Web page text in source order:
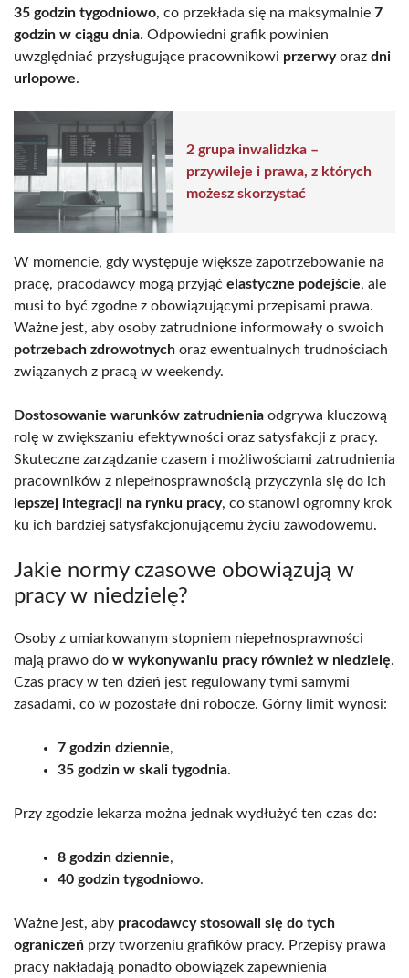
35 godzin tygodniowo, co przekłada się na maksymalnie 7
godzin w ciągu dnia. Odpowiedni grafik powinien
uwzględniać przysługujące pracownikowi przerwyoraz dni
urlopowe.
2 grupa inwalidzka –
przywileje i prawa, z których
możesz skorzystać
W momencie, gdy występuje większe zapotrzebowanie na
pracę, pracodawcy mogą przyjąć elastyczne podejście, ale
musi to być zgodne z obowiązującymi przepisami prawa.
Ważne jest, aby osoby zatrudnione informowały o swoich
potrzebach zdrowotnych oraz ewentualnych trudnościach
związanych z pracą w weekendy.
Dostosowanie warunków zatrudnienia odgrywa kluczową
rolę w zwiększaniu efektywności oraz satysfakcji z pracy.
Skuteczne zarządzanie czasem i możliwościami zatrudnienia
pracowników z niepełnosprawnością przyczynia się do ich
lepszej integracji na rynku pracy, co stanowi ogromny krok
ku ich bardziej satysfakcjonującemu życiu zawodowemu.
Jakie normy czasowe obowiązują w
pracy w niedzielę?
Osoby z umiarkowanym stopniem niepełnosprawności
mają prawo do w wykonywaniu pracy również w niedzielę.
Czas pracy w ten dzień jest regulowany tymi samymi
zasadami, co w pozostałe dni robocze. Górny limit wynosi:
7 godzin dziennie,
35 godzin w skali tygodnia.
Przy zgodzie lekarza można jednak wydłużyć ten czas do:
8 godzin dziennie,
40 godzin tygodniowo.
Ważne jest, aby pracodawcy stosowali się do tych
ograniczeń przy tworzeniu grafików pracy. Przepisy prawa
pracy nakładają ponadto obowiązek zapewnienia